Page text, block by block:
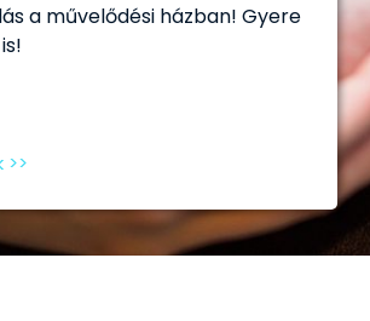
a művelődési házban! Gyere
>>